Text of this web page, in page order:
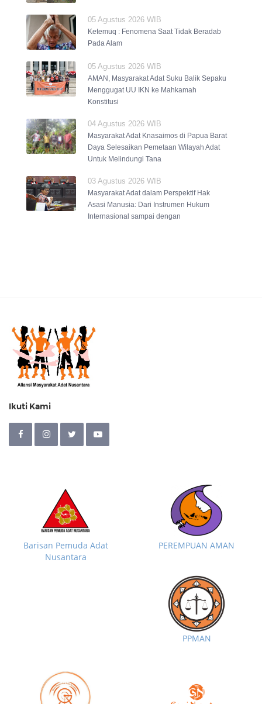
05 Agustus 2026 WIB
Ketemuq : Fenomena Saat Tidak Beradab
Pada Alam
05 Agustus 2026 WIB
AMAN, Masyarakat Adat Suku Balik Sepaku
Menggugat UU IKN ke Mahkamah
Konstitusi
04 Agustus 2026 WIB
Masyarakat Adat Knasaimos di Papua Barat
Daya Selesaikan Pemetaan Wilayah Adat
Untuk Melindungi Tana
03 Agustus 2026 WIB
Masyarakat Adat dalam Perspektif Hak
Asasi Manusia: Dari Instrumen Hukum
Internasional sampai dengan
Ikuti Kami
Barisan Pemuda Adat
Nusantara
PEREMPUAN AMAN
PPMAN